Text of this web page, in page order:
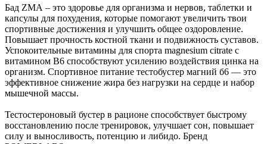
Бад ZMA – это здоровье для организма и нервов, таблетки и
капсулы для похудения, которые помогают увеличить твои
спортивные достижения и улучшить общее оздоровление.
Повышает прочность костной ткани и подвижность суставов.
Успокоительные витамины для спорта magnesium citrate с
витамином В6 способствуют усилению воздействия цинка на
организм. Спортивное питание тестобустер магний б6 — это
эффективное снижение жира без нагрузки на сердце и набор
мышечной массы.
Тестостероновый бустер в рационе способствует быстрому
восстановлению после тренировок, улучшает сон, повышает
силу и выносливость, потенцию и либидо. Бренд